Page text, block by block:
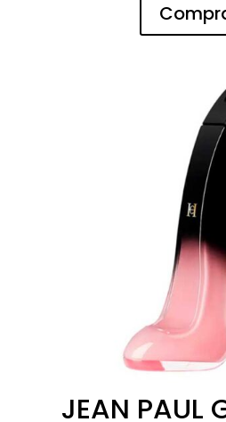
JEAN PAUL